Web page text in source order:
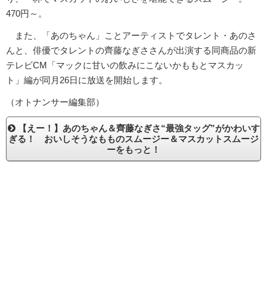
470円～。
また、「あのちゃん」ことアーティストでタレント・あのさ
んと、俳優でタレントの齊藤なぎささんが出演する同商品の新
テレビCM「マックに甘いの飲みにこないかももとマスカッ
ト」編が同月26日に放送を開始します。
（オトナンサー編集部）
【えー！】あのちゃん＆齊藤なぎさ“最強タッグ”がかわいす
ぎる！ おいしそうなもものスムージー＆マスカットスムージ
ーをもっと！